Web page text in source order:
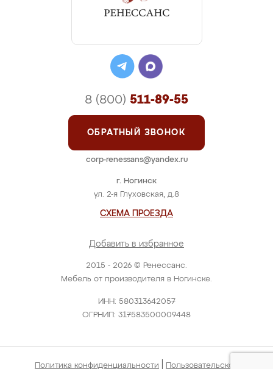
2015 - 2026 © Ренессанс.
Мебель от производителя в Ногинске.
ИНН: 580313642057
ОГРНИП: 317583500009448
г. Ногинск
ул. 2-я Глуховская, д.8
СХЕМА ПРОЕЗДА
Добавить в избранное
8 (800) 511-89-55
ОБРАТНЫЙ ЗВОНОК
corp-renessans@yandex.ru
Политика конфиденциальности Пользовательское